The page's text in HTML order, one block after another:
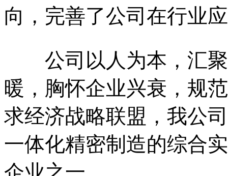
向，完善了公司在行业
公司以人为本，汇聚
暖，胸怀企业兴衰，规
求经济战略联盟，我公
一体化精密制造的综合